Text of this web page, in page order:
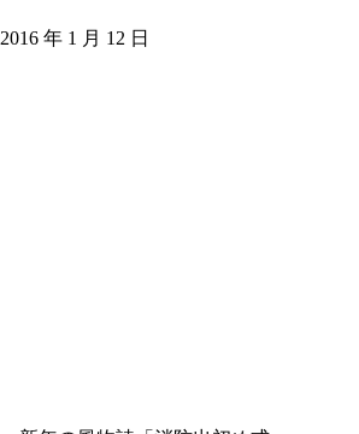
2016 年 1 月 12 日